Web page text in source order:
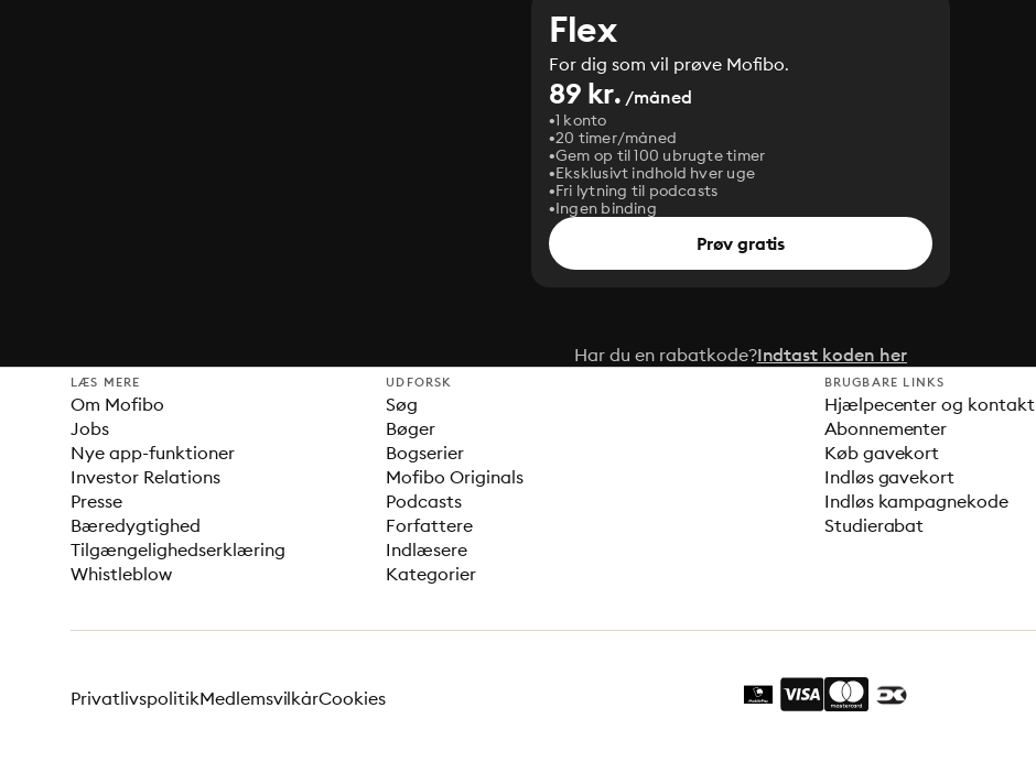
Flex
For dig som vil prøve Mofibo.
89 kr. /måned
1 konto
20 timer/måned
Gem op til 100 ubrugte timer
Eksklusivt indhold hver uge
Fri lytning til podcasts
Ingen binding
Prøv gratis
Har du en rabatkode?Indtast koden her
LÆS MERE
Om Mofibo
Jobs
Nye app-funktioner
Investor Relations
Presse
Bæredygtighed
Tilgængelighedserklæring
Whistleblow
UDFORSK
Søg
Bøger
Bogserier
Mofibo Originals
Podcasts
Forfattere
Indlæsere
Kategorier
BRUGBARE LINKS
Hjælpecenter og kontakt
Abonnementer
Køb gavekort
Indløs gavekort
Indløs kampagnekode
Studierabat
PrivatlivspolitikMedlemsvilkårCookies